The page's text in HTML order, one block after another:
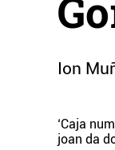
Ion
‘Caja
joan da